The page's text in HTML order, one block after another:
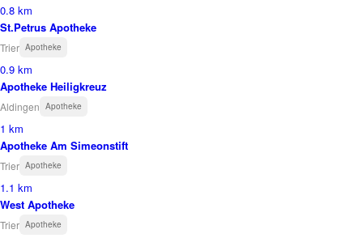
0.8 km
St.Petrus Apotheke
Trier Apotheke
0.9 km
Apotheke Heiligkreuz
Aldingen Apotheke
1 km
Apotheke Am Simeonstift
Trier Apotheke
1.1 km
West Apotheke
Trier Apotheke